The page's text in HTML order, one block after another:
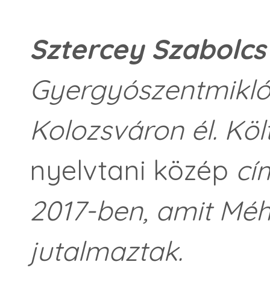
Sztercey Szabolcs
Kolozsváron él.
nyelvtani közép
2017-ben, amit
jutalmaztak.